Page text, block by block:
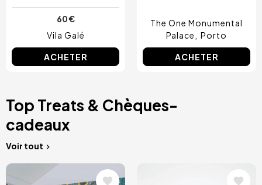
60 €
Vila Galé
ACHETER
The One Monumental
Palace
Porto
ACHETER
Top Treats & Chèques-
cadeaux
Voir tout
Image